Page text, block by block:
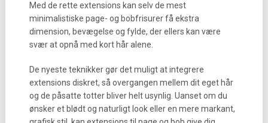
Med de rette extensions kan selv de mest
minimalistiske page- og bobfrisurer få ekstra
dimension, bevægelse og fylde, der ellers kan være
svær at opnå med kort hår alene.
De nyeste teknikker gør det muligt at integrere
extensions diskret, så overgangen mellem dit eget hår
og de påsatte totter bliver helt usynlig. Uanset om du
ønsker et blødt og naturligt look eller en mere markant,